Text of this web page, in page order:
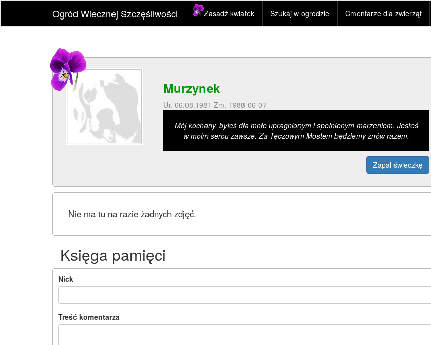
Ogród Wiecznej Szczęśliwości Zasadź kwiatek Szukaj w ogrodzie Cmentarze dla zwierząt
Murzynek
Ur. 06.08.1981 Zm. 1988-06-07
Mój kochany, byłeś dla mnie upragnionym i spełnionym marzeniem. Jesteś
w moim sercu zawsze. Za Tęczowym Mostem będziemy znów razem.
Zapal świeczkę
Nie ma tu na razie żadnych zdjęć.
Księga pamięci
Nick
Treść komentarza